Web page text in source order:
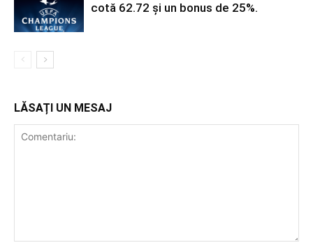
cotă 62.72 și un bonus de 25%.
LĂSAȚI UN MESAJ